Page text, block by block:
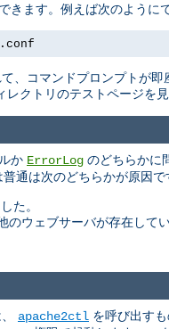
きます。例えば次のようにで
、コマンドプロンプトが
レクトリのテストページを
か ErrorLog のどちらかに
通は次のどちらかが原因で
た。
ウェブサーバが存在して
apache2ctl を呼び出す